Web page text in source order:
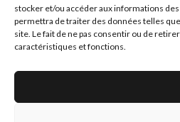
stocker et/ou accéder aux informations
permettra de traiter des données telles
site. Le fait de ne pas consentir ou de
caractéristiques et fonctions.